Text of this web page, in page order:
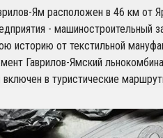
Ям расположен в 46 км от
- машиностроительный
историю от текстильной
Гаврилов-Ямский
в туристические